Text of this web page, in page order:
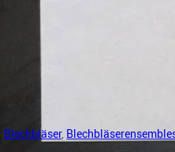
Blechbläser,